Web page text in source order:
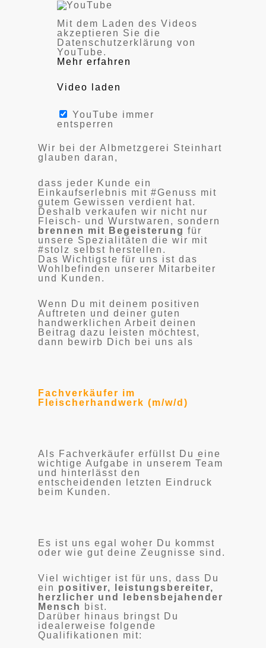
Mit dem Laden des Videos
akzeptieren Sie die
Datenschutzerklärung von
YouTube.
Mehr erfahren
Video laden
YouTube immer
entsperren
Wir bei der Albmetzgerei Steinhart
glauben daran,
dass jeder Kunde ein
Einkaufserlebnis mit #Genuss mit
gutem Gewissen verdient hat.
Deshalb verkaufen wir nicht nur
Fleisch- und Wurstwaren, sondern
brennen mit Begeisterung für
unsere Spezialitäten die wir mit
#stolz selbst herstellen.
Das Wichtigste für uns ist das
Wohlbefinden unserer Mitarbeiter
und Kunden.
Wenn Du mit deinem positiven
Auftreten und deiner guten
handwerklichen Arbeit deinen
Beitrag dazu leisten möchtest,
dann bewirb Dich bei uns als
Fachverkäufer im
Fleischerhandwerk (m/w/d)
Als Fachverkäufer erfüllst Du eine
wichtige Aufgabe in unserem Team
und hinterlässt den
entscheidenden letzten Eindruck
beim Kunden.
Es ist uns egal woher Du kommst
oder wie gut deine Zeugnisse sind.
Viel wichtiger ist für uns, dass Du
ein positiver, leistungsbereiter,
herzlicher und lebensbejahender
Mensch
bist.
Darüber hinaus bringst Du
idealerweise folgende
Qualifikationen mit: